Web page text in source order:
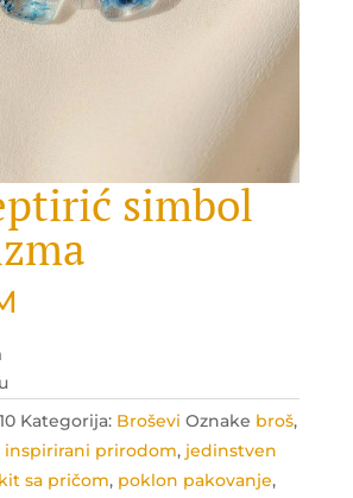
simbol
Kategorija: Broševi Oznake broš,
inspirirani prirodom, jedinstven
sa pričom, poklon pakovanje,